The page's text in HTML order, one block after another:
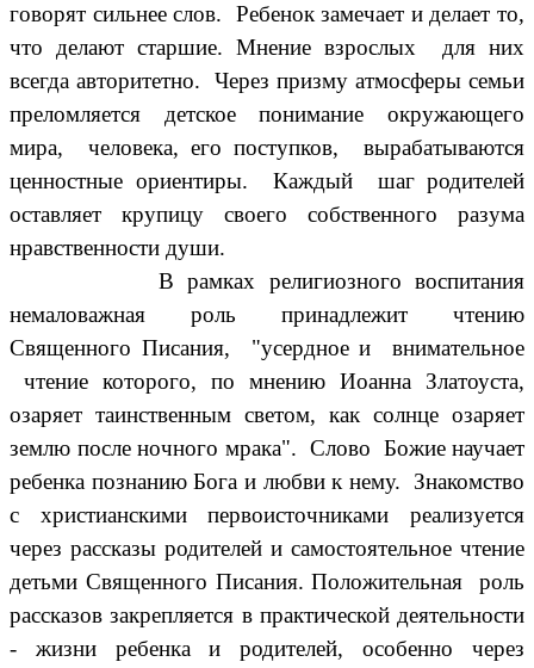
говорят сильнее слов. Ребенок замечает и делает то,
что делают старшие. Мнение взрослых для них
всегда авторитетно. Через призму атмосферы семьи
преломляется детское понимание окружающего
мира, человека, его поступков, вырабатываются
ценностные ориентиры. Каждый шаг родителей
оставляет крупицу своего собственного разума
нравственности души.
В рамках религиозного воспитания
немаловажная роль принадлежит чтению
Священного Писания, "усердное и внимательное
чтение которого, по мнению Иоанна Златоуста,
озаряет таинственным светом, как солнце озаряет
землю после ночного мрака". Слово Божие научает
ребенка познанию Бога и любви к нему. Знакомство
с христианскими первоисточниками реализуется
через рассказы родителей и самостоятельное чтение
детьми Священного Писания. Положительная роль
рассказов закрепляется в практической деятельности
- жизни ребенка и родителей, особенно через